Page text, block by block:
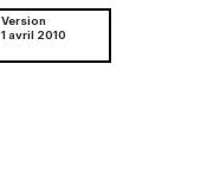
Version
1 avril 2010